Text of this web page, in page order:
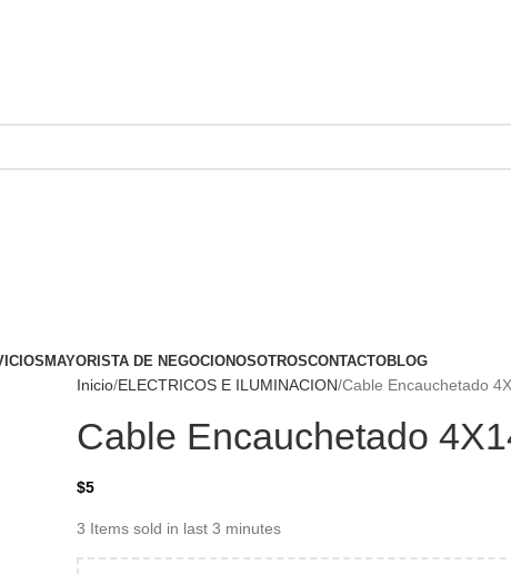
MAYORISTA DE NEGOCIONOSOTROSCONTACTOBLOG
Inicio ELECTRICOS E ILUMINACION Cable Encauchetado
Cable Encauchetado
$5
3 Items sold in last 3 minutes